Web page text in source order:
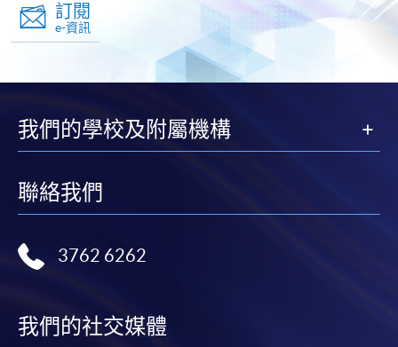
訂閱
e-資訊
我們的學校及附屬機構
聯絡我們
3762 6262
我們的社交媒體